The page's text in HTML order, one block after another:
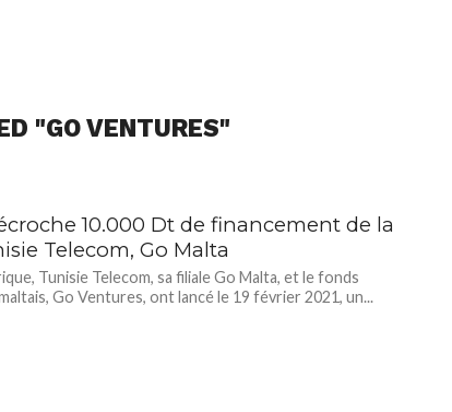
"GO VENTURES"
10.000 Dt de financement de la
Telecom, Go Malta
Tunisie Telecom, sa filiale Go Malta, et le fonds
Go Ventures, ont lancé le 19 février 2021, un...